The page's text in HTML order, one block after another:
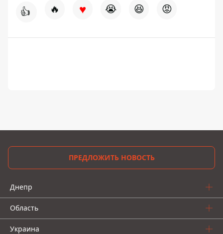
👍 🔥 ♥ 😭 😆 😡
ПРЕДЛОЖИТЬ НОВОСТЬ
Днепр
Область
Украина